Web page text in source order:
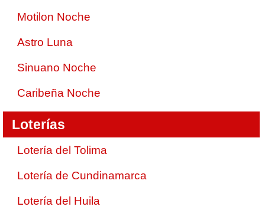
Motilon Noche
Astro Luna
Sinuano Noche
Caribeña Noche
Loterías
Lotería del Tolima
Lotería de Cundinamarca
Lotería del Huila